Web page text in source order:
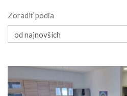
Zoradiť podľa